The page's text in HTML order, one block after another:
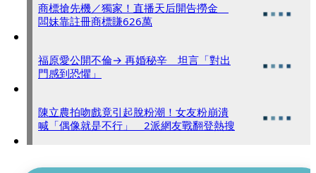
商標搶先機／獨家！直播天后開告撈金
闆妹靠註冊商標賺626萬
福原愛公開不倫→ 再婚秘辛 坦言「對出
門感到恐懼」
陳立農拍吻戲竟引起脫粉潮！女友粉崩潰
喊「偶像就是不行」 2派網友戰翻登熱搜